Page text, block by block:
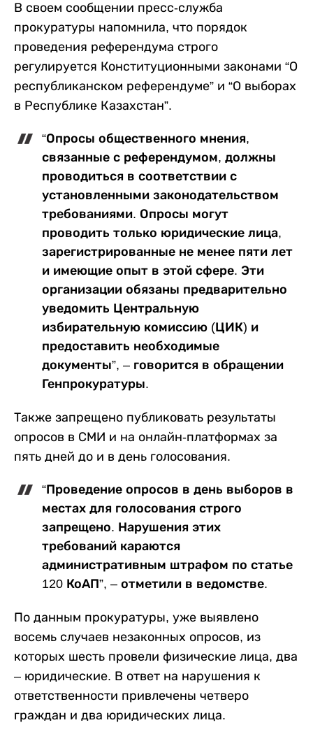
В своем сообщении пресс-служба
прокуратуры напомнила, что порядок
проведения референдума строго
регулируется Конституционными законами “О
республиканском референдуме” и “О выборах
в Республике Казахстан”.
“Опросы общественного мнения,
связанные с референдумом, должны
проводиться в соответствии с
установленными законодательством
требованиями. Опросы могут
проводить только юридические лица,
зарегистрированные не менее пяти лет
и имеющие опыт в этой сфере. Эти
организации обязаны предварительно
уведомить Центральную
избирательную комиссию (ЦИК) и
предоставить необходимые
документы”, – говорится в обращении
Генпрокуратуры.
Также запрещено публиковать результаты
опросов в СМИ и на онлайн-платформах за
пять дней до и в день голосования.
“Проведение опросов в день выборов в
местах для голосования строго
запрещено. Нарушения этих
требований караются
административным штрафом по статье
120 КоАП”, – отметили в ведомстве.
По данным прокуратуры, уже выявлено
восемь случаев незаконных опросов, из
которых шесть провели физические лица, два
– юридические. В ответ на нарушения к
ответственности привлечены четверо
граждан и два юридических лица.